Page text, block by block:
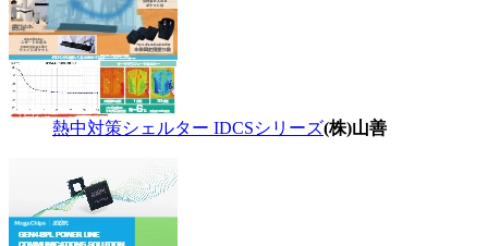
熱中対策シェルター IDCSシリーズ(株)山善